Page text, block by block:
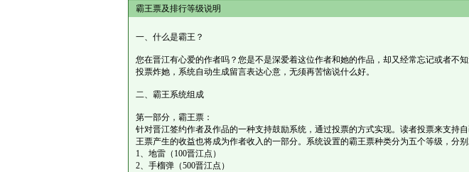
霸王票及排行等级说明
一、什么是霸王？
您在晋江有心爱的作者吗？您是不是深爱着这位作者和她的作品，却又经常忘记或者不
投票炸她，系统自动生成留言表达心意，无须再苦恼说什么好。
二、霸王系统组成
第一部分，霸王票：
针对晋江签约作者及作品的一种支持鼓励系统，通过投票的方式实现。读者投票来支
王票产生的收益也将成为作者收入的一部分。系统设置的霸王票种类分为五个等级，分
1、地雷（100晋江点）
2、手榴弹（500晋江点）